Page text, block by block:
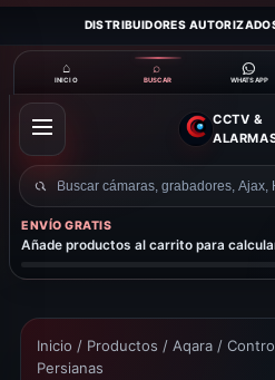
DISTRIBUIDORES
⌂
INICIO
⌕
BUSCAR WHATSAPP
ABRIR
MENÚ
CCTV &
Buscar
productos
ENVÍO GRATIS
Añade productos al carrito para
Inicio / Productos / Aqara /
Persianas